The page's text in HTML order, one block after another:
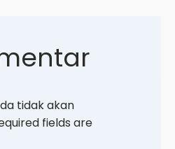
tidak akan
fields are